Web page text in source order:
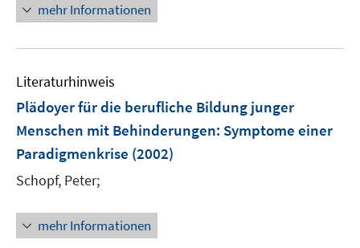
mehr Informationen
Literaturhinweis
Plädoyer für die berufliche Bildung junger
Menschen mit Behinderungen: Symptome einer
Paradigmenkrise (2002)
Schopf, Peter;
mehr Informationen